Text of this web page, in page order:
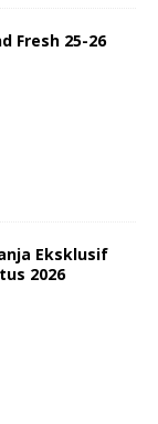
Fresh 25-26
Eksklusif
2026